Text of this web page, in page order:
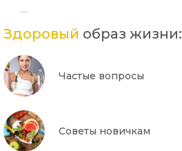
Здоровый образ жизни:
Частые вопросы
Советы новичкам